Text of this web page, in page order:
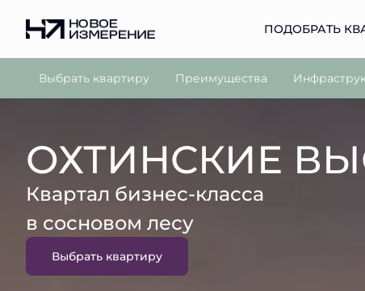
Выбрать квартиру Преимущества
ПОДОБРАТЬ
ОХТИНСКИЕ
Квартал бизнес-класса
в сосновом лесу
Выбрать квартиру